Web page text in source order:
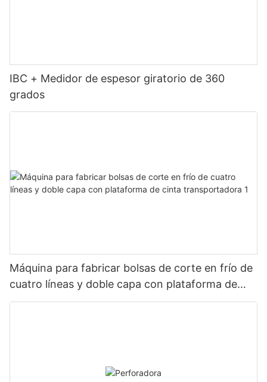
IBC + Medidor de espesor giratorio de 360 ​​
grados
Máquina para fabricar bolsas de corte en frío de
cuatro líneas y doble capa con plataforma de
cinta transportadora 1